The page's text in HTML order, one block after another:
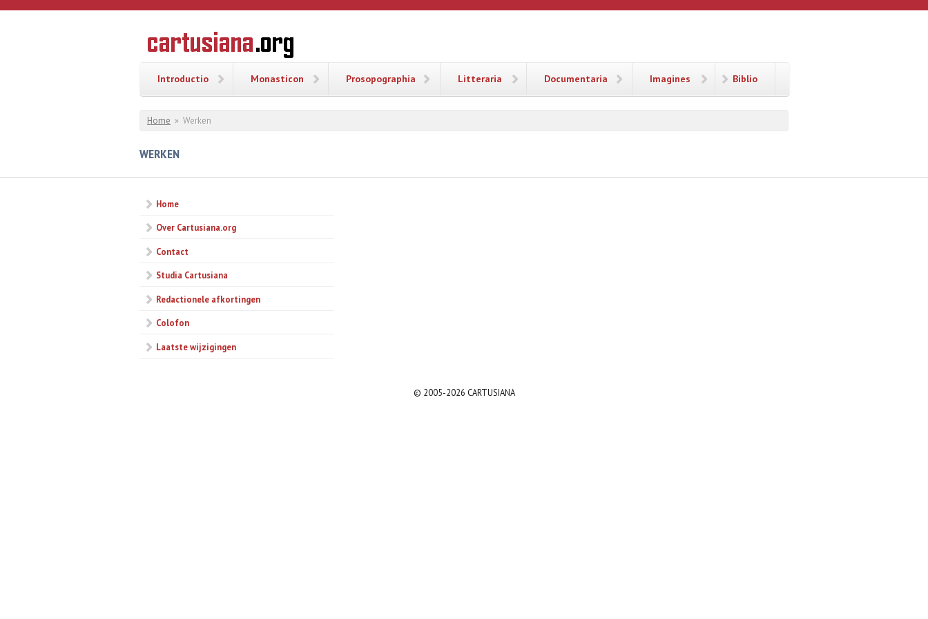
Overslaan en naar de inhoud gaan
CARTUSIANA
Geschiedenis
van de
Introductio Monasticon Prosopographia Litteraria Documentaria Imagines Biblio
U bent hier
Home » Werken
WERKEN
Home
Over Cartusiana.org
Contact
Studia Cartusiana
Redactionele afkortingen
Colofon
Laatste wijzigingen
© 2005-2026 CARTUSIANA